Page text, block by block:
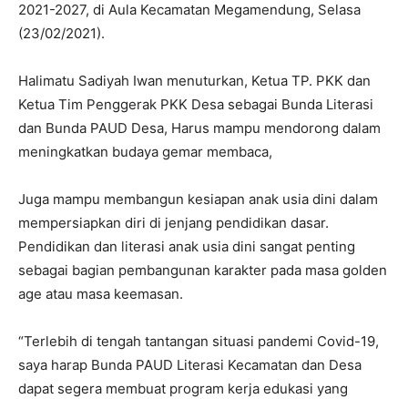
2021-2027, di Aula Kecamatan Megamendung, Selasa
(23/02/2021).
Halimatu Sadiyah Iwan menuturkan, Ketua TP. PKK dan
Ketua Tim Penggerak PKK Desa sebagai Bunda Literasi
dan Bunda PAUD Desa, Harus mampu mendorong dalam
meningkatkan budaya gemar membaca,
Juga mampu membangun kesiapan anak usia dini dalam
mempersiapkan diri di jenjang pendidikan dasar.
Pendidikan dan literasi anak usia dini sangat penting
sebagai bagian pembangunan karakter pada masa golden
age atau masa keemasan.
“Terlebih di tengah tantangan situasi pandemi Covid-19,
saya harap Bunda PAUD Literasi Kecamatan dan Desa
dapat segera membuat program kerja edukasi yang